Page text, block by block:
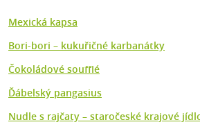
Mexická kapsa
Bori-bori – kukuřičné karbanátky
Čokoládové soufflé
Ďábelský pangasius
Nudle s rajčaty – staročeské krajové